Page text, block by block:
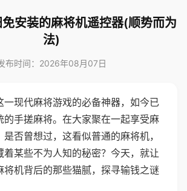
安装的麻将机遥控器(顺势而为
法)
布时间：2026年08月07日
一现代麻将游戏的必备神器，如今已
的手搓麻将。在大家聚在一起享受麻
否曾想过，这看似普通的麻将机，
着某些不为人知的秘密？今天，就让
将机背后的那些猫腻，探寻输钱之谜